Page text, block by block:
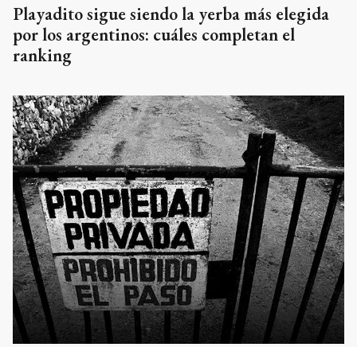
Playadito sigue siendo la yerba más elegida
por los argentinos: cuáles completan el
ranking